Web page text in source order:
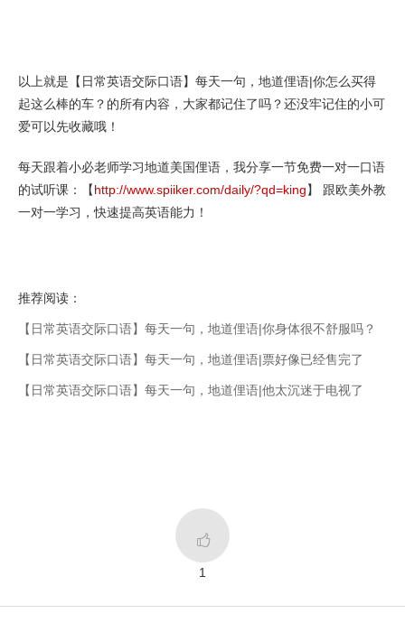
以上就是【日常英语交际口语】每天一句，地道俚语|你怎么买得
起这么棒的车？的所有内容，大家都记住了吗？还没牢记住的小可
爱可以先收藏哦！
每天跟着小必老师学习地道美国俚语，我分享一节免费一对一口语
的试听课：【http://www.spiiker.com/daily/?qd=king】 跟欧美外教
一对一学习，快速提高英语能力！
推荐阅读：
【日常英语交际口语】每天一句，地道俚语|你身体很不舒服吗？
【日常英语交际口语】每天一句，地道俚语|票好像已经售完了
【日常英语交际口语】每天一句，地道俚语|他太沉迷于电视了

1